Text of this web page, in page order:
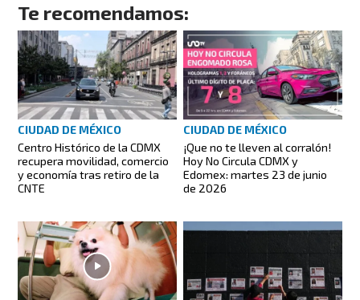
Te recomendamos:
CIUDAD DE MÉXICO
Centro Histórico de la CDMX
recupera movilidad, comercio
y economía tras retiro de la
CNTE
CIUDAD DE MÉXICO
¡Que no te lleven al corralón!
Hoy No Circula CDMX y
Edomex: martes 23 de junio
de 2026